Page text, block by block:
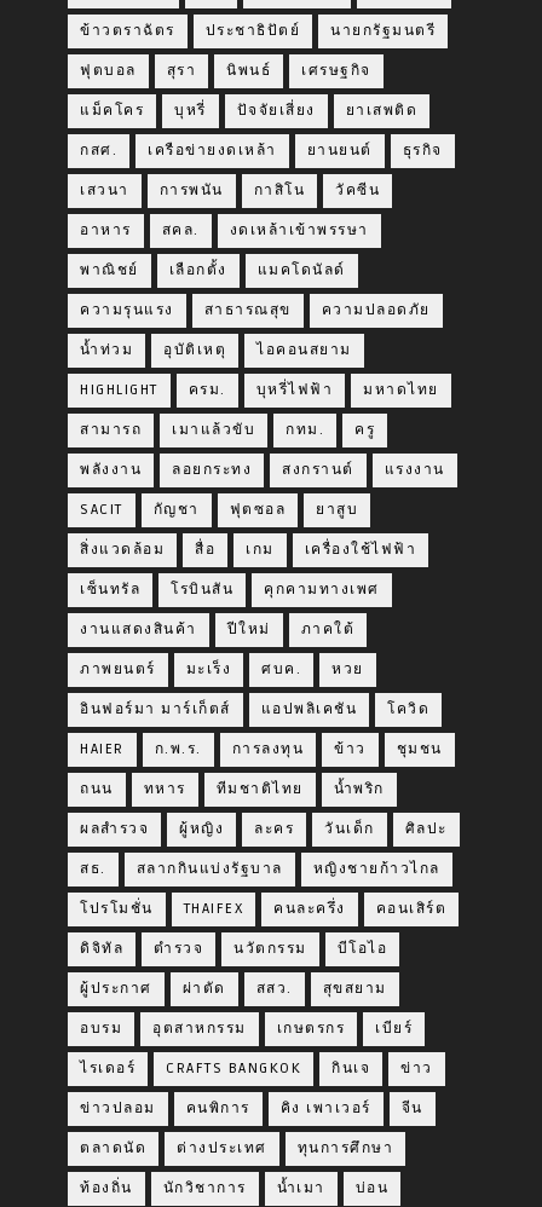
ข้าวตราฉัตร ประชาธิปัตย์ นายกรัฐมนตรี
ฟุตบอล สุรา นิพนธ์ เศรษฐกิจ
แม็คโคร บุหรี่ ปัจจัยเสี่ยง ยาเสพติด
กสศ. เครือข่ายงดเหล้า ยานยนต์ ธุรกิจ
เสวนา การพนัน กาสิโน วัคซีน
อาหาร สคล. งดเหล้าเข้าพรรษา
พาณิชย์ เลือกตั้ง แมคโดนัลด์
ความรุนแรง สาธารณสุข ความปลอดภัย
น้ำท่วม อุบัติเหตุ ไอคอนสยาม
HIGHLIGHT ครม. บุหรี่ไฟฟ้า มหาดไทย
สามารถ เมาแล้วขับ กทม. ครู
พลังงาน ลอยกระทง สงกรานต์ แรงงาน
SACIT กัญชา ฟุตซอล ยาสูบ
สิ่งแวดล้อม สื่อ เกม เครื่องใช้ไฟฟ้า
เซ็นทรัล โรบินสัน คุกคามทางเพศ
งานแสดงสินค้า ปีใหม่ ภาคใต้
ภาพยนตร์ มะเร็ง ศบค. หวย
อินฟอร์มา มาร์เก็ตส์ แอปพลิเคชัน โควิด
HAIER ก.พ.ร. การลงทุน ข้าว ชุมชน
ถนน ทหาร ทีมชาติไทย น้ำพริก
ผลสำรวจ ผู้หญิง ละคร วันเด็ก ศิลปะ
สธ. สลากกินแบ่งรัฐบาล หญิงชายก้าวไกล
โปรโมชั่น THAIFEX คนละครึ่ง คอนเสิร์ต
ดิจิทัล ตำรวจ นวัตกรรม บีโอไอ
ผู้ประกาศ ผ่าตัด สสว. สุขสยาม
อบรม อุตสาหกรรม เกษตรกร เบียร์
ไรเดอร์ CRAFTS BANGKOK กินเจ ข่าว
ข่าวปลอม คนพิการ คิง เพาเวอร์ จีน
ตลาดนัด ต่างประเทศ ทุนการศึกษา
ท้องถิ่น นักวิชาการ น้ำเมา บ่อน